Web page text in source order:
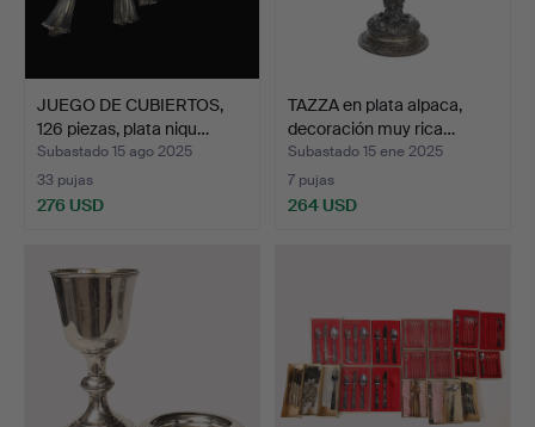
JUEGO DE CUBIERTOS,
126 piezas, plata niqu…
Subastado 15 ago 2025
33 pujas
276 USD
TAZZA en plata alpaca,
decoración muy rica…
Subastado 15 ene 2025
7 pujas
264 USD